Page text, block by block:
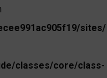
sites/
classes/core/class-